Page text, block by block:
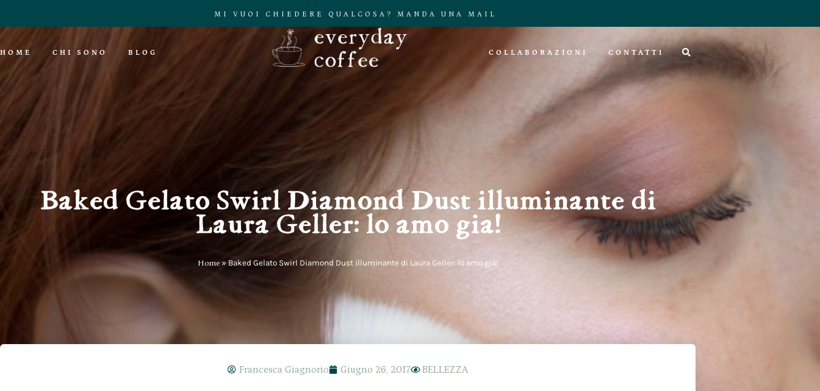
MI VUOI CHIEDERE QUALCOSA? MANDA UNA MAIL
HOME CHI SONO BLOG COLLABORAZIONI CONTATTI
Baked Gelato Swirl Diamond Dust illuminante di
Laura Geller: lo amo già!
Home» Baked Gelato Swirl Diamond Dust illuminante di Laura Geller: lo amo già!
Francesca Giagnorio Giugno 26, 2017 BELLEZZA